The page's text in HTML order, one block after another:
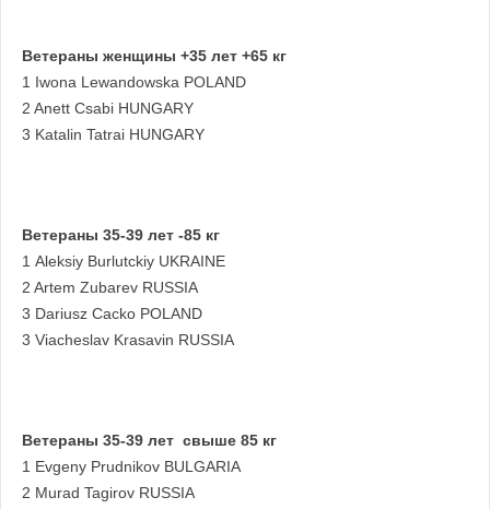
Ветераны женщины +35 лет +65 кг
1 Iwona Lewandowska POLAND
2 Anett Csabi HUNGARY
3 Katalin Tatrai HUNGARY
Ветераны 35-39 лет -85 кг
1 Aleksiy Burlutckiy UKRAINE
2 Artem Zubarev RUSSIA
3 Dariusz Cacko POLAND
3 Viacheslav Krasavin RUSSIA
Ветераны 35-39 лет свыше 85 кг
1 Evgeny Prudnikov BULGARIA
2 Murad Tagirov RUSSIA